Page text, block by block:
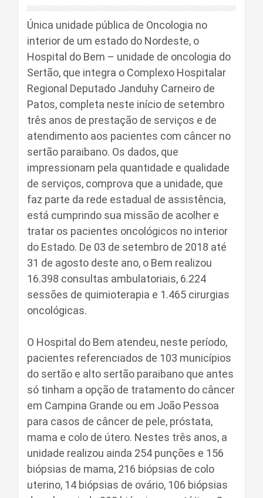
Única unidade pública de Oncologia no
interior de um estado do Nordeste, o
Hospital do Bem – unidade de oncologia do
Sertão, que integra o Complexo Hospitalar
Regional Deputado Janduhy Carneiro de
Patos, completa neste início de setembro
três anos de prestação de serviços e de
atendimento aos pacientes com câncer no
sertão paraibano. Os dados, que
impressionam pela quantidade e qualidade
de serviços, comprova que a unidade, que
faz parte da rede estadual de assistência,
está cumprindo sua missão de acolher e
tratar os pacientes oncológicos no interior
do Estado. De 03 de setembro de 2018 até
31 de agosto deste ano, o Bem realizou
16.398 consultas ambulatoriais, 6.224
sessões de quimioterapia e 1.465 cirurgias
oncológicas.
O Hospital do Bem atendeu, neste período,
pacientes referenciados de 103 municípios
do sertão e alto sertão paraibano que antes
só tinham a opção de tratamento do câncer
em Campina Grande ou em João Pessoa
para casos de câncer de pele, próstata,
mama e colo de útero. Nestes três anos, a
unidade realizou ainda 254 punções e 156
biópsias de mama, 216 biópsias de colo
uterino, 14 biópsias de ovário, 106 biópsias